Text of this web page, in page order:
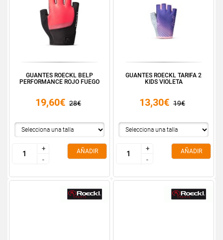
GUANTES ROECKL BELP
PERFORMANCE ROJO FUEGO
19,60€ 28€
+
-
+
-
AÑADIR
GUANTES ROECKL TARIFA 2
KIDS VIOLETA
13,30€ 19€
+
-
+
-
AÑADIR